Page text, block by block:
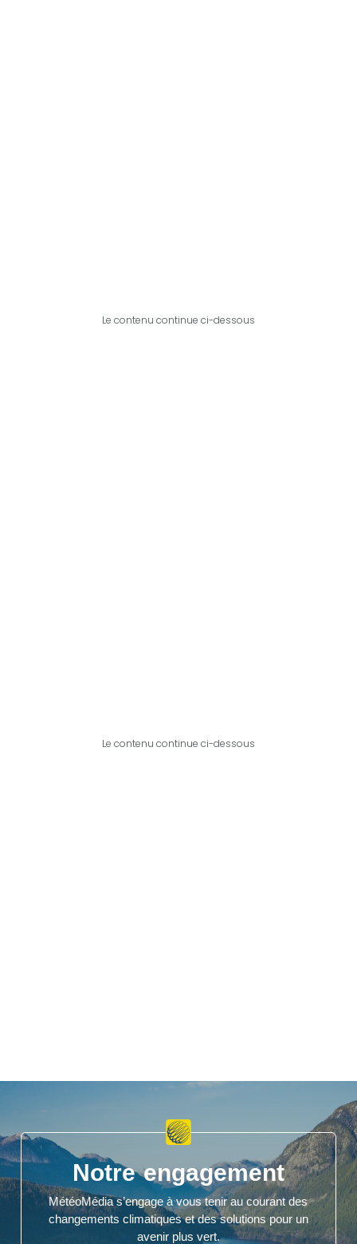
Le contenu continue ci-dessous
Le contenu continue ci-dessous
Notre engagement
MétéoMédia s’engage à vous tenir au courant des
changements climatiques et des solutions pour un
avenir plus vert.